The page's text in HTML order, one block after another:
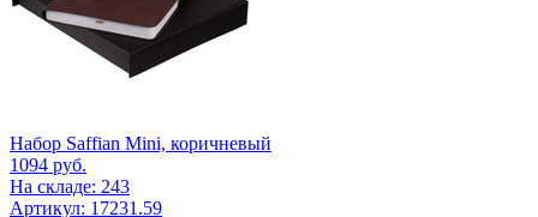
Набор Saffian Mini, коричневый
1094 руб.
На складе: 243
Артикул: 17231.59